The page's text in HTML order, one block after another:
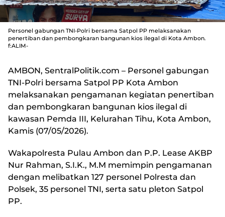
Personel gabungan TNI-Polri bersama Satpol PP melaksanakan
penertiban dan pembongkaran bangunan kios ilegal di Kota Ambon.
f:ALIM-
AMBON, SentralPolitik.com – Personel gabungan
TNI-Polri bersama Satpol PP Kota Ambon
melaksanakan pengamanan kegiatan penertiban
dan pembongkaran bangunan kios ilegal di
kawasan Pemda III, Kelurahan Tihu, Kota Ambon,
Kamis (07/05/2026).
Wakapolresta Pulau Ambon dan P.P. Lease AKBP
Nur Rahman, S.I.K., M.M memimpin pengamanan
dengan melibatkan 127 personel Polresta dan
Polsek, 35 personel TNI, serta satu pleton Satpol
PP.